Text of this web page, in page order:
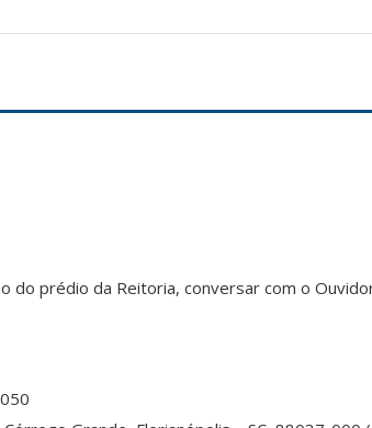
do prédio da Reitoria, conversar com o